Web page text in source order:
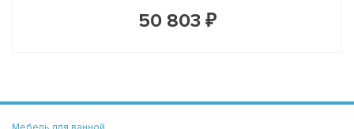
50 803 ₽